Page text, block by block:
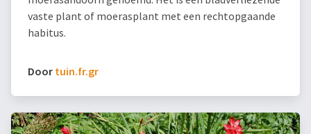
vaste plant of moerasplant met een rechtopgaande
habitus.
Door tuin.fr.gr